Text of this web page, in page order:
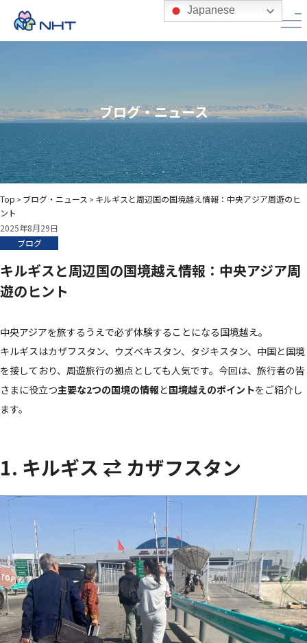
ブログ・ニュース
Top > ブログ・ニュース > キルギスと周辺国の国境越え情報：中央アジア周遊のヒ
ント
2025年8月29日
ブログ
キルギスと周辺国の国境越え情報：中央アジア周
遊のヒント
中央アジアを旅するうえで必ず体験することになる国境越え。
キルギスはカザフスタン、ウズベキスタン、タジキスタン、中国と国境
を接しており、周遊旅行の拠点としても人気です。今回は、旅行者の皆
さまに役立つ主要な2つの国境の情報と国境越えのポイントをご紹介し
ます。
1. キルギス ⇄ カザフスタン
Japanese